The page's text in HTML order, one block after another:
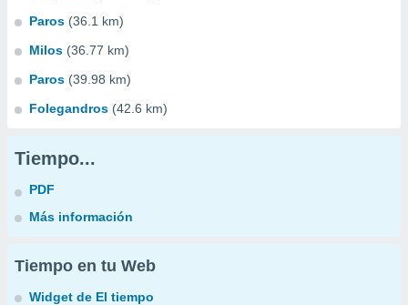
Paros (36.1 km)
Milos (36.77 km)
Paros (39.98 km)
Folegandros (42.6 km)
Tiempo...
PDF
Más información
Tiempo en tu Web
Widget de El tiempo